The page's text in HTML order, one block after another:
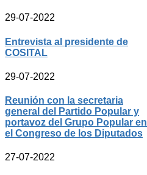
29-07-2022
Entrevista al presidente de
COSITAL
29-07-2022
Reunión con la secretaria
general del Partido Popular y
portavoz del Grupo Popular en
el Congreso de los Diputados
27-07-2022